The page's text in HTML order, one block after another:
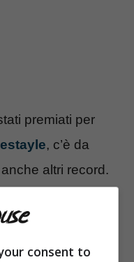
premiati per
, c’è da
altri record.
pubblico. In
consent to